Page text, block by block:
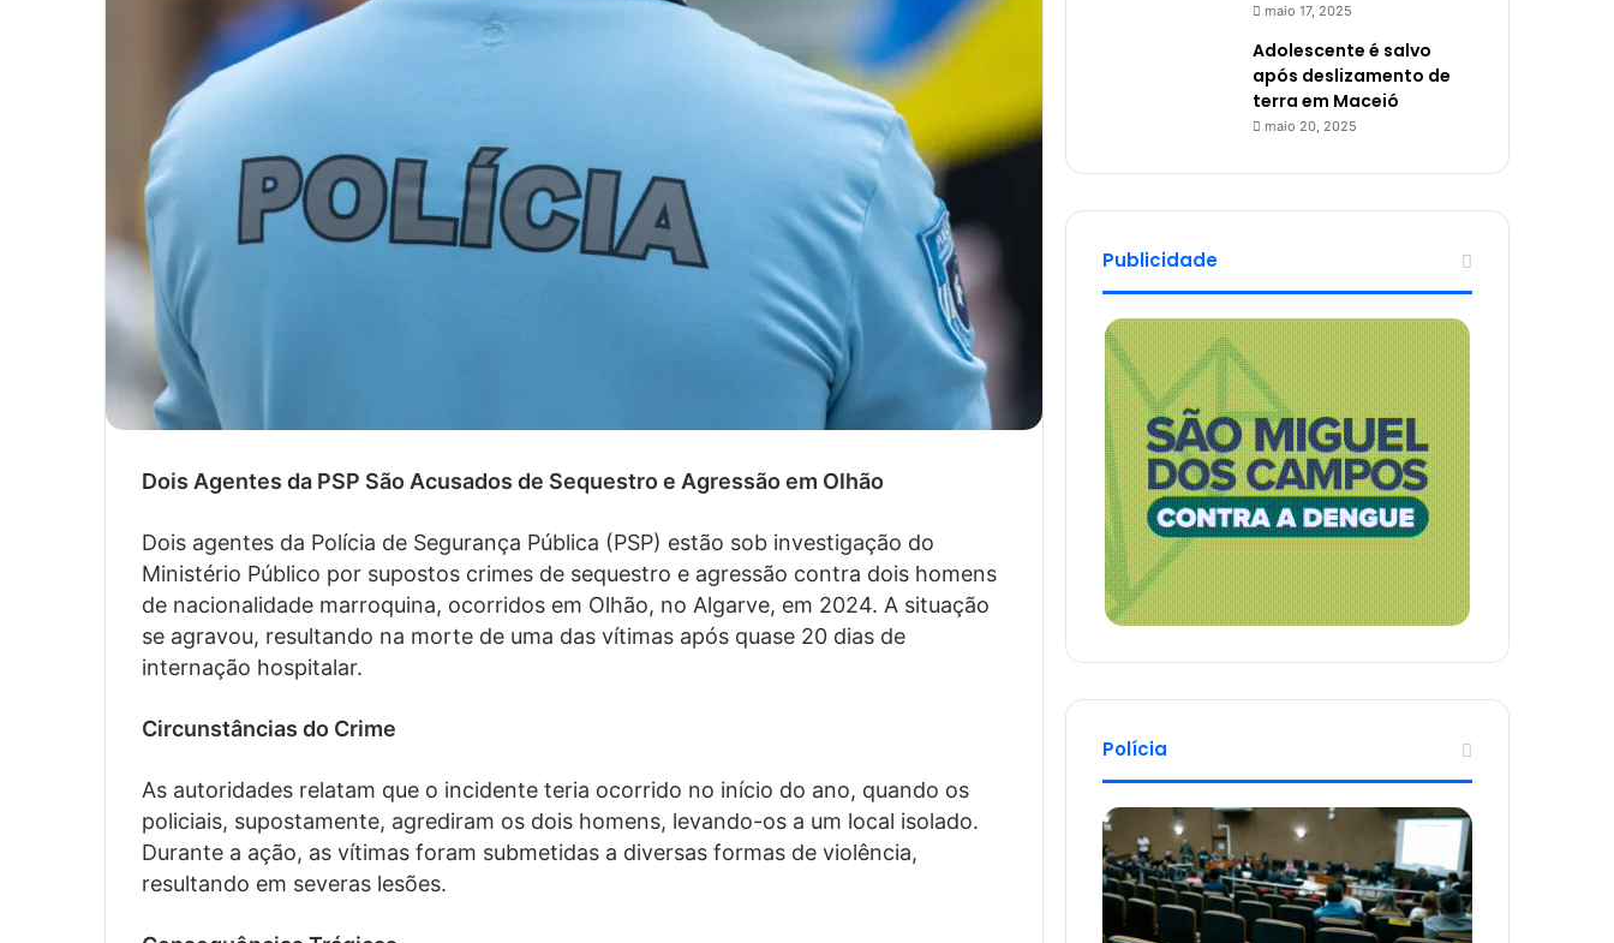
Dois Agentes da PSP São Acusados de Sequestro e Agressão em Olhão
Dois agentes da Polícia de Segurança Pública (PSP) estão sob investigação do
Ministério Público por supostos crimes de sequestro e agressão contra dois homens
de nacionalidade marroquina, ocorridos em Olhão, no Algarve, em 2024. A situação
se agravou, resultando na morte de uma das vítimas após quase 20 dias de
internação hospitalar.
Circunstâncias do Crime
As autoridades relatam que o incidente teria ocorrido no início do ano, quando os
policiais, supostamente, agrediram os dois homens, levando-os a um local isolado.
Durante a ação, as vítimas foram submetidas a diversas formas de violência,
resultando em severas lesões.
maio 17, 2025
Adolescente é salvo
após deslizamento de
terra em Maceió
maio 20, 2025
Publicidade
Polícia